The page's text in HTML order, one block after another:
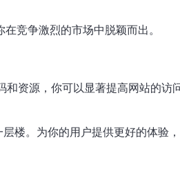
竞争激烈的市场中脱颖而出。
资源，你可以显著提高网站的
楼。为你的用户提供更好的体验